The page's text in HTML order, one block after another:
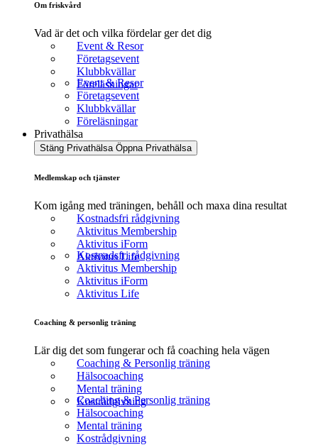
Om friskvård
Vad är det och vilka fördelar ger det dig
Event & Resor
Företagsevent
Klubbkvällar
Föreläsningar
Event & Resor
Företagsevent
Klubbkvällar
Föreläsningar
Privathälsa
Stäng Privathälsa Öppna Privathälsa
Medlemskap och tjänster
Kom igång med träningen, behåll och maxa dina resultat
Kostnadsfri rådgivning
Aktivitus Membership
Aktivitus iForm
Aktivitus Life
Kostnadsfri rådgivning
Aktivitus Membership
Aktivitus iForm
Aktivitus Life
Coaching & personlig träning
Lär dig det som fungerar och få coaching hela vägen
Coaching & Personlig träning
Hälsocoaching
Mental träning
Kostrådgivning
Coaching & Personlig träning
Hälsocoaching
Mental träning
Kostrådgivning